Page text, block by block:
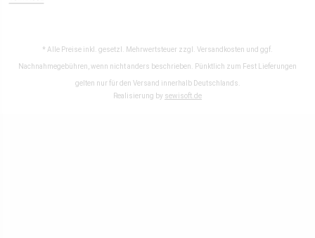
* Alle Preise inkl. gesetzl. Mehrwertsteuer zzgl. Versandkosten und ggf.
Nachnahmegebühren, wenn nicht anders beschrieben. Pünktlich zum Fest Lieferungen
gelten nur für den Versand innerhalb Deutschlands.
Realisierung by sewisoft.de